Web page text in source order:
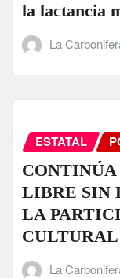
la lactancia
La
ESTATAL
LIBRE SIN
LA
CULTURAL
La